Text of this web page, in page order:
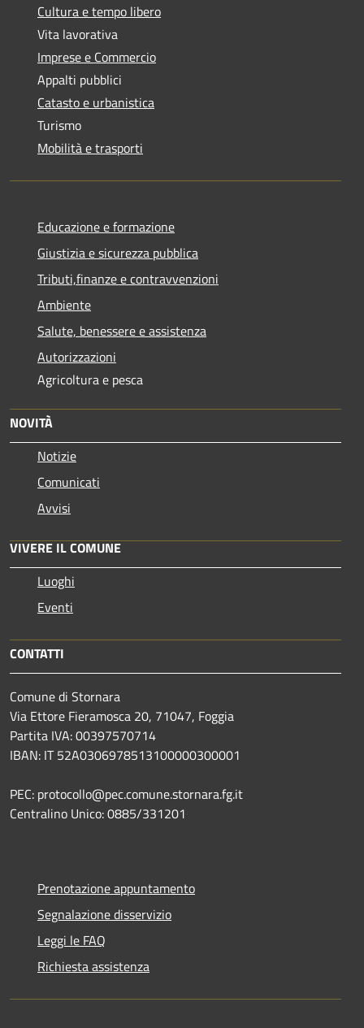
Cultura e tempo libero
Vita lavorativa
Imprese e Commercio
Appalti pubblici
Catasto e urbanistica
Turismo
Mobilità e trasporti
Educazione e formazione
Giustizia e sicurezza pubblica
Tributi,finanze e contravvenzioni
Ambiente
Salute, benessere e assistenza
Autorizzazioni
Agricoltura e pesca
NOVITÀ
Notizie
Comunicati
Avvisi
VIVERE IL COMUNE
Luoghi
Eventi
CONTATTI
Comune di Stornara
Via Ettore Fieramosca 20, 71047, Foggia
Partita IVA: 00397570714
IBAN: IT 52A0306978513100000300001
PEC: protocollo@pec.comune.stornara.fg.it
Centralino Unico: 0885/331201
Prenotazione appuntamento
Segnalazione disservizio
Leggi le FAQ
Richiesta assistenza